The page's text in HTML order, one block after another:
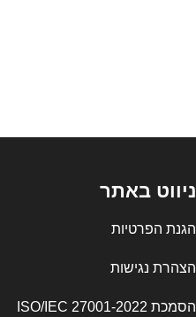
ניווט באתר
הגנת הפרטיות
הצהרת נגישות
הסמכת ISO/IEC 27001-2022